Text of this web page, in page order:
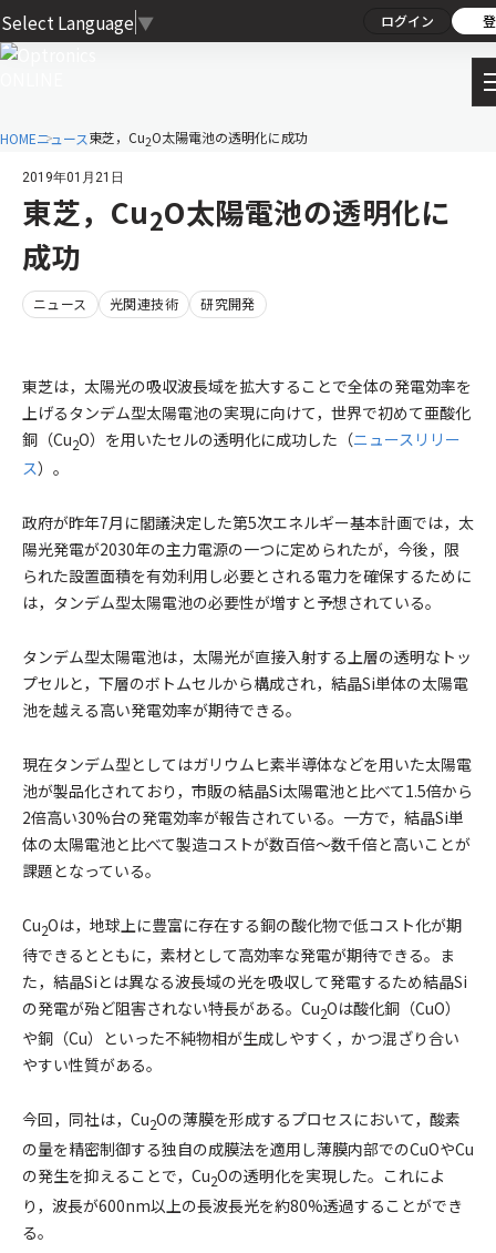
Select Language ▼ ログイン
HOMEニュース東芝，Cu2O太陽電池の透明化に成功
2019年01月21日
東芝，Cu2O太陽電池の透明化に
成功
ニュース 光関連技術 研究開発
東芝は，太陽光の吸収波長域を拡大することで全体の発電効率を
上げるタンデム型太陽電池の実現に向けて，世界で初めて亜酸化
銅（Cu2O）を用いたセルの透明化に成功した（ニュースリリー
ス）。
政府が昨年7月に閣議決定した第5次エネルギー基本計画では，太
陽光発電が2030年の主力電源の一つに定められたが，今後，限
られた設置面積を有効利用し必要とされる電力を確保するために
は，タンデム型太陽電池の必要性が増すと予想されている。
タンデム型太陽電池は，太陽光が直接入射する上層の透明なトッ
プセルと，下層のボトムセルから構成され，結晶Si単体の太陽電
池を越える高い発電効率が期待できる。
現在タンデム型としてはガリウムヒ素半導体などを用いた太陽電
池が製品化されており，市販の結晶Si太陽電池と比べて1.5倍から
2倍高い30%台の発電効率が報告されている。一方で，結晶Si単
体の太陽電池と比べて製造コストが数百倍～数千倍と高いことが
課題となっている。
Cu2Oは，地球上に豊富に存在する銅の酸化物で低コスト化が期
待できるとともに，素材として高効率な発電が期待できる。ま
た，結晶Siとは異なる波長域の光を吸収して発電するため結晶Si
の発電が殆ど阻害されない特長がある。Cu2Oは酸化銅（CuO）
や銅（Cu）といった不純物相が生成しやすく，かつ混ざり合い
やすい性質がある。
今回，同社は，Cu2Oの薄膜を形成するプロセスにおいて，酸素
の量を精密制御する独自の成膜法を適用し薄膜内部でのCuOやCu
の発生を抑えることで，Cu2Oの透明化を実現した。これによ
り，波長が600nm以上の長波長光を約80%透過することができ
る。